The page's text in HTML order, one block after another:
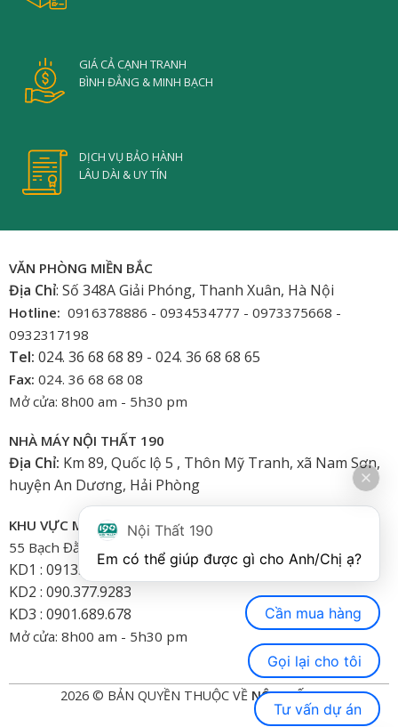
GIÁ CẢ CẠNH TRANH
BÌNH ĐẲNG & MINH BẠCH
DỊCH VỤ BẢO HÀNH
LÂU DÀI & UY TÍN
VĂN PHÒNG MIỀN BẮC
Địa Chỉ: Số 348A Giải Phóng, Thanh Xuân, Hà Nội
Hotline: 0916378886 - 0934534777 - 0973375668 -
0932317198
Tel: 024. 36 68 68 89 - 024. 36 68 68 65
Fax: 024. 36 68 68 08
Mở cửa: 8h00 am - 5h30 pm
NHÀ MÁY NỘI THẤT 190
Địa Chỉ: Km 89, Quốc lộ 5 , Thôn Mỹ Tranh, xã Nam Sơn,
huyện An Dương, Hải Phòng
KHU VỰC MIỀN NAM
55 Bạch Đằng, Phường 15, Bình Thạnh-HCM
KD1 : 0913.922.926
KD2 : 090.377.9283
KD3 : 0901.689.678
Mở cửa: 8h00 am - 5h30 pm
2026 © BẢN QUYỀN THUỘC VỀ NỘI THẤT 190
Nội Thất 190
Cần mua hàng
Gọi lại cho tôi
Tư vấn dự án